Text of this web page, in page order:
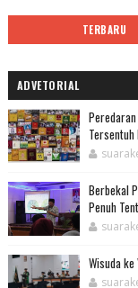
TERBARU
ADVETORIAL
Tersentuh
Berbekal
Penuh
Wisuda